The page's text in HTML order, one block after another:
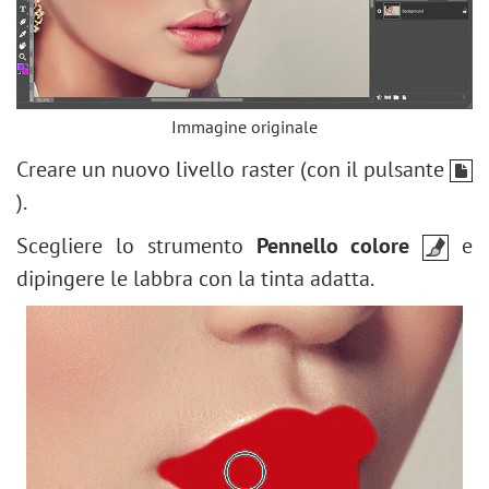
Immagine originale
Creare un nuovo livello raster (con il pulsante
).
Scegliere lo strumento Pennello colore
e
dipingere le labbra con la tinta adatta.